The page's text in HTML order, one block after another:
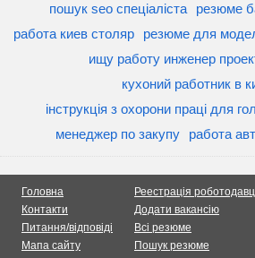
пошук seo спеціаліста
резюме
работа киев столяр
резюме для
ищу работу инженер
кухоний работник в
інструкція з охорони праці для
менеджер по закупу
работа
Головна
Контакти
Питання/відповіді
Мапа сайту
Реестрація
Додати вакансію
Всі резюме
Пошук резюме